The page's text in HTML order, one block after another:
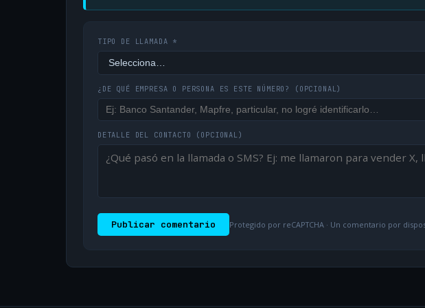
TIPO DE LLAMADA *
¿DE QUÉ EMPRESA O PERSONA ES ESTE NÚMERO? (OPCIONAL)
DETALLE DEL CONTACTO (OPCIONAL)
Publicar comentario Protegido por reCAPTCHA · Un comentario por